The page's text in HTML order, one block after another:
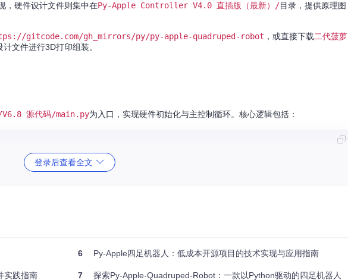
，硬件设计文件则集中在Py-Apple Controller V4.0 直插版（最新）/目录，提供原理图
gitcode.com/gh_mirrors/py/py-apple-quadruped-robot ，或直接下载二代菠萝
文件进行3D打印组装。
源代码/main.py为入口，实现硬件初始化与主控制循环。核心逻辑包括：
登录后查看全文
实践指南
6 Py-Apple四足机器人：低成本开源项目的技术实现与应用指南
7 探索Py-Apple-Quadruped-Robot：一款以Python驱动的四足机器人